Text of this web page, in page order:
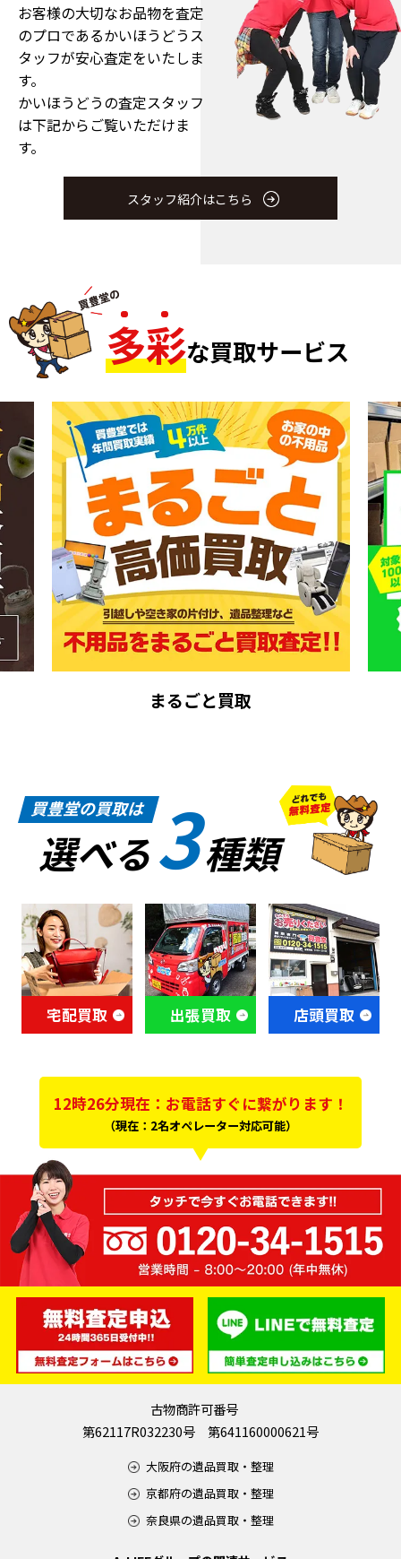
お客様の大切なお品物を査定
のプロであるかいほうどうス
タッフが安心査定をいたしま
す。
かいほうどうの査定スタッフ
は下記からご覧いただけま
す。
スタッフ紹介はこちら
多彩な買取サービス
まるごと買取
買豊堂の買取は
選べる3種類
宅配買取 出張買取 店頭買取
12時26分現在：お電話すぐに繋がります！
（現在：2名オペレーター対応可能）
古物商許可番号
第62117R032230号 第641160000621号
大阪府の遺品買取・整理
京都府の遺品買取・整理
奈良県の遺品買取・整理